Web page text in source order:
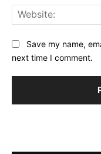
Save my name,
next time I comment.